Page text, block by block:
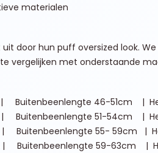
materialen
uit door hun puff oversized look.
vergelijken met onderstaande
Buitenbeenlengte 46-51cm |
51-54cm |
55- 59cm |
59-63cm |